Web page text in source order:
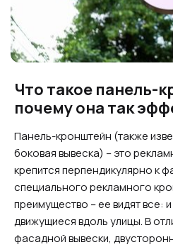
Что такое панель-
почему она так
Панель-кронштейн (также
боковая вывеска) – это
крепится перпендикулярно к
специального рекламного
преимущество – ее видят все:
движущиеся вдоль улицы. В
фасадной вывески,